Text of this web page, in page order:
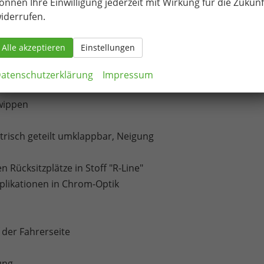
geteilt umklappbar, Neigung
Rücksitzplätze in Stoff "R-Line"
in Chrom-Optik
Fahrerseite
Alle akzeptieren Einstellungen
Impressum